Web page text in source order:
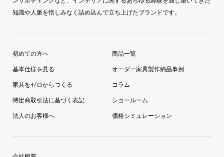
知識や人脈を惜しみなく詰め込んで立ち上げたブランドです。
初めての方へ
基本仕様を見る
家具をゼロからつくる
特定商取引法に基づく表記
法人のお客様へ
商品一覧
オーダー家具製作納品事例
コラム
ショールーム
価格シミュレーション